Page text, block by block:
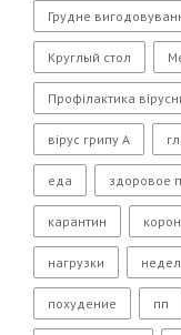
Грудне
Круглый стол
Профілактика
вірус грипу А
еда здоровое
карантин
нагрузки
похудение пп